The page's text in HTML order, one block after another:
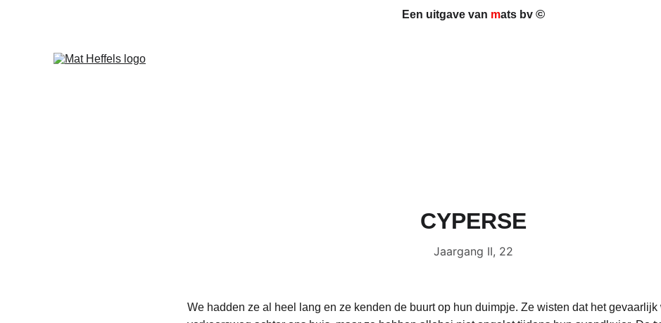
Een uitgave van mats bv ©
CYPERSE
Jaargang II, 22
We hadden ze al heel lang en ze kenden de buurt op hun duimpje. Ze wisten dat het